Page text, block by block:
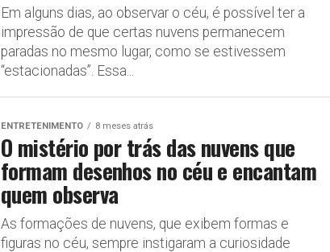
Em alguns dias, ao observar o céu, é possível ter a
impressão de que certas nuvens permanecem
paradas no mesmo lugar, como se estivessem
“estacionadas”. Essa...
ENTRETENIMENTO 8 meses atrás
O mistério por trás das nuvens que
formam desenhos no céu e encantam
quem observa
As formações de nuvens, que exibem formas e
figuras no céu, sempre instigaram a curiosidade